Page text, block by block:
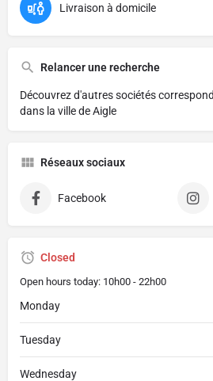
Livraison à domicile
Relancer une recherche
Découvrez d'autres sociétés
dans la ville de Aigle
Réseaux sociaux
Facebook
Closed
Open hours today: 10h00 - 22h00
Monday
Tuesday
Wednesday